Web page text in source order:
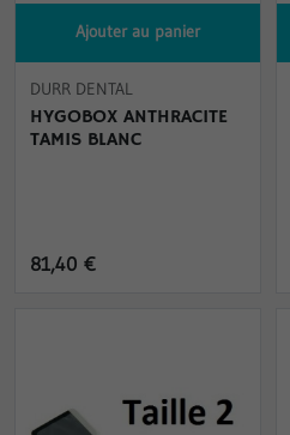
Ajouter au panier
DURR DENTAL
HYGOBOX ANTHRACITE
TAMIS BLANC
81,40 €